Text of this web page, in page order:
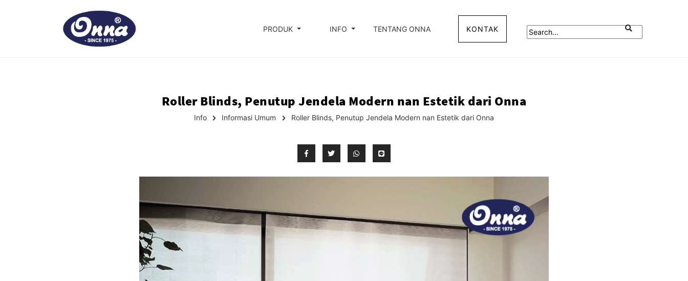
PRODUK INFO TENTANG ONNA KONTAK
Roller Blinds, Penutup Jendela Modern nan Estetik dari Onna
Info Informasi Umum Roller Blinds, Penutup Jendela Modern nan Estetik dari Onna